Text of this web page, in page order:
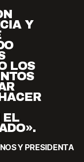
Y
LOS
EL
Y PRESIDENTA